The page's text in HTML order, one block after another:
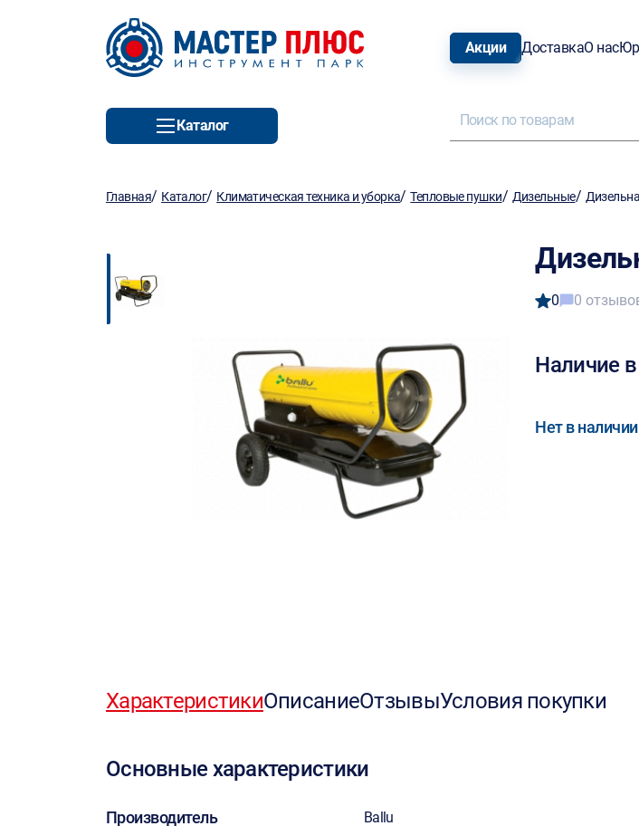
Акции ДоставкаО нас
Каталог
Главная/ Каталог/ Климатическая техника и уборка/Тепловые пушки/ Дизельные/
0 0
Наличие
Нет в
ХарактеристикиОписаниеОтзывыУсловия покупки
Основные характеристики
Производитель Ballu